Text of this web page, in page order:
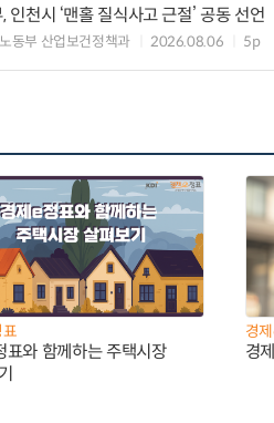
인천시 ‘맨홀 질식사고 근절’ 공동 선언
동부 산업보건정책과 2026.08.06 5p
표와 함께하는 주택시장
경
경